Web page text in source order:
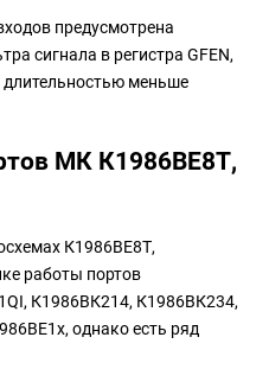
предусмотрена
сигнала в регистра GFEN,
меньше
МК К1986ВЕ8Т,
К1986ВЕ8Т,
работы портов
К1986ВК214, К1986ВК234,
однако есть ряд